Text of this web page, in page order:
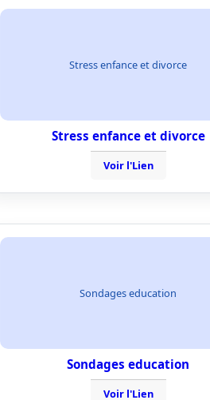
Stress enfance et divorce
Stress enfance et divorce
Voir l'Lien
Sondages education
Sondages education
Voir l'Lien